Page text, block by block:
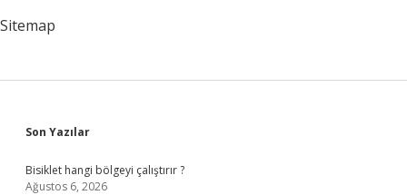
Sitemap
Sidebar
Son Yazılar
Bisiklet hangi bölgeyi çalıştırır ?
Ağustos 6, 2026